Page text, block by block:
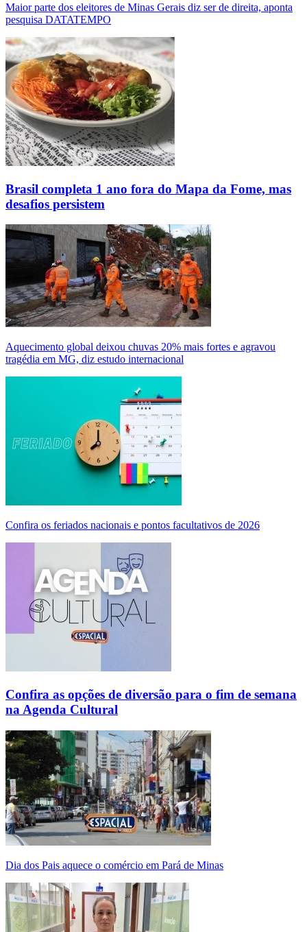
Maior parte dos eleitores de Minas Gerais diz ser de direita, aponta
pesquisa DATATEMPO
Brasil completa 1 ano fora do Mapa da Fome, mas
desafios persistem
Aquecimento global deixou chuvas 20% mais fortes e agravou
tragédia em MG, diz estudo internacional
Confira os feriados nacionais e pontos facultativos de 2026
Confira as opções de diversão para o fim de semana
na Agenda Cultural
Dia dos Pais aquece o comércio em Pará de Minas